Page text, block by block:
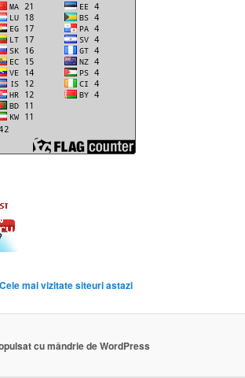
cu mândrie de WordPress